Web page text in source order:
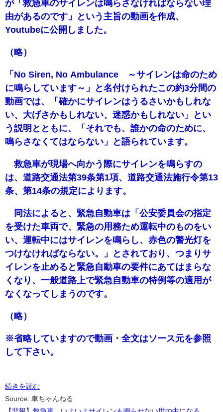
が「救急車のサイレンは鳴らさなければならない理
由があるのです」という主旨の動画を作成、
Youtubeに公開しました。
（略）
「No Siren, No Ambulance ～サイレンは命のため
に鳴らしています～」と名付けられたこの約3分間の
動画では、「確かにサイレンはうるさいかもしれな
い、大げさかもしれない、迷惑かもしれない」とい
う説明とともに、「それでも、誰かの命のために、
鳴らさなくてはならない」と語られています。
救急車が現場へ向かう際にサイレンを鳴らすの
は、道路交通法第39条第1項、道路交通法施行令第13
条、第14条の規定によります。
同法によると、緊急自動車は「公安委員会の指定
を受けた車両で、緊急の用務ため運転中のものをい
い、運転中にはサイレンを鳴らし、赤色の警光灯を
つけなければならない。」とされており、つまりサ
イレンを止めると緊急自動車の要件にあてはまらな
くなり、一般道路上で緊急自動車の特例等の適用が
なくなってしまうのです。
（略）
※省略していますので動画・全文はソース元を参照
して下さい。
続きを読む
Source: 車ちゃんねる